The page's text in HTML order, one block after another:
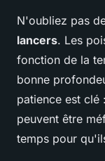
N'oubliez pas
lancers. Les
fonction de la
bonne
patience est clé
peuvent être
temps pour